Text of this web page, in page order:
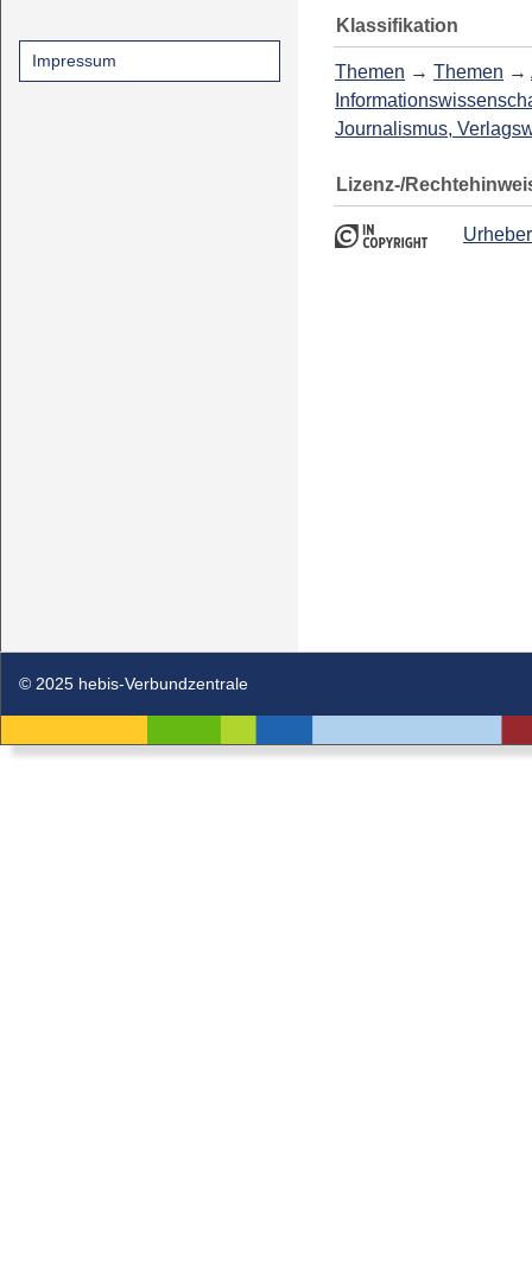
Impressum
Klassifikation
Themen → Themen →
Journalismus,
Lizenz-/
© 2025 hebis-Verbundzentrale